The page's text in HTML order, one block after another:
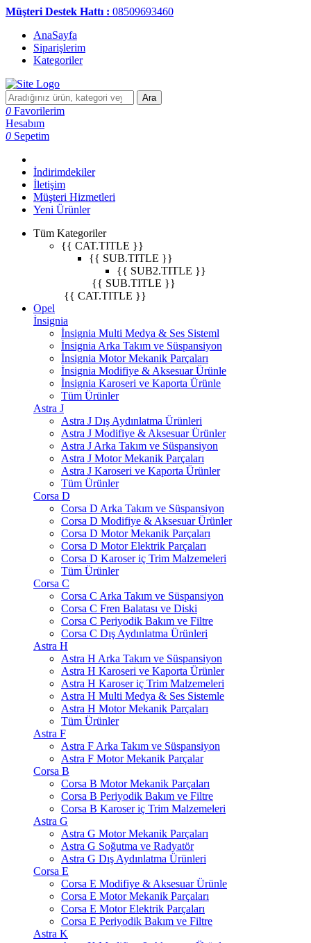
Müşteri Destek Hattı : 08509693460
AnaSayfa
Siparişlerim
Kategoriler
Ara
0 Favorilerim
Hesabım
0 Sepetim
İndirimdekiler
İletişim
Müşteri Hizmetleri
Yeni Ürünler
Tüm Kategoriler
{{ CAT.TITLE }}
{{ SUB.TITLE }}
{{ SUB2.TITLE }}
{{ SUB.TITLE }}
{{ CAT.TITLE }}
Opel
İnsignia
İnsignia Multi Medya & Ses Sisteml
İnsignia Arka Takım ve Süspansiyon
İnsignia Motor Mekanik Parçaları
İnsignia Modifiye & Aksesuar Ürünle
İnsignia Karoseri ve Kaporta Ürünle
Tüm Ürünler
Astra J
Astra J Dış Aydınlatma Ürünleri
Astra J Modifiye & Aksesuar Ürünler
Astra J Arka Takım ve Süspansiyon
Astra J Motor Mekanik Parçaları
Astra J Karoseri ve Kaporta Ürünler
Tüm Ürünler
Corsa D
Corsa D Arka Takım ve Süspansiyon
Corsa D Modifiye & Aksesuar Ürünler
Corsa D Motor Mekanik Parçaları
Corsa D Motor Elektrik Parçaları
Corsa D Karoser iç Trim Malzemeleri
Tüm Ürünler
Corsa C
Corsa C Arka Takım ve Süspansiyon
Corsa C Fren Balatası ve Diski
Corsa C Periyodik Bakım ve Filtre
Corsa C Dış Aydınlatma Ürünleri
Astra H
Astra H Arka Takım ve Süspansiyon
Astra H Karoseri ve Kaporta Ürünler
Astra H Karoser iç Trim Malzemeleri
Astra H Multi Medya & Ses Sistemle
Astra H Motor Mekanik Parçaları
Tüm Ürünler
Astra F
Astra F Arka Takım ve Süspansiyon
Astra F Motor Mekanik Parçalar
Corsa B
Corsa B Motor Mekanik Parçaları
Corsa B Periyodik Bakım ve Filtre
Corsa B Karoser iç Trim Malzemeleri
Astra G
Astra G Motor Mekanik Parçaları
Astra G Soğutma ve Radyatör
Astra G Dış Aydınlatma Ürünleri
Corsa E
Corsa E Modifiye & Aksesuar Ürünle
Corsa E Motor Mekanik Parçaları
Corsa E Motor Elektrik Parçaları
Corsa E Periyodik Bakım ve Filtre
Astra K